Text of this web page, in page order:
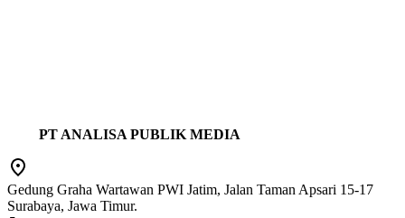
PT ANALISA PUBLIK MEDIA
Gedung Graha Wartawan PWI Jatim, Jalan Taman Apsari 15-17
Surabaya, Jawa Timur.